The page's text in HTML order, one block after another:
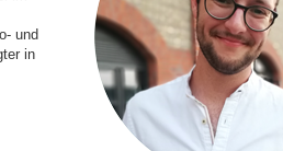
und
in